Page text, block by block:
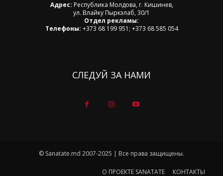
Адрес: Республика Молдова, г. Кишинев,
ул. Влайку Пыркэлаб, 30/1
Отдел рекламы:
Телефоны: +373 68 199 951; +373 68 585 054
СЛЕДУЙ ЗА НАМИ
© Sanatate.md 2007-2025 | Все права защищены.
О ПРОЕКТЕ SANATATE КОНТАКТЫ